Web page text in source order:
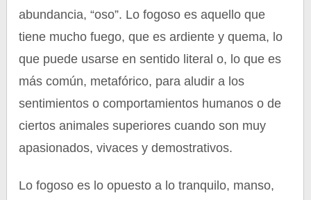
abundancia, “oso”. Lo fogoso es aquello que
tiene mucho fuego, que es ardiente y quema, lo
que puede usarse en sentido literal o, lo que es
más común, metafórico, para aludir a los
sentimientos o comportamientos humanos o de
ciertos animales superiores cuando son muy
apasionados, vivaces y demostrativos.
Lo fogoso es lo opuesto a lo tranquilo, manso,